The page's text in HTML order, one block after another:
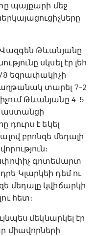
պայքարի մեջ
Վազգեն Թևանյանը
սկսել էր լեհ
8 եզրափակիչի
տարել 7-2
Թևանյանը 4-5
դուրս է եկել
բրոնզե մեդալի
գոտեմարտ
Կլարկեի դեմ ու
մեդալը կվիճարկի
հետ։
մեկնարկել էր
միավորների